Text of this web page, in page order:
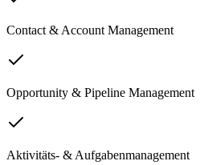
Contact & Account Management
Opportunity & Pipeline Management
Aktivitäts- & Aufgabenmanagement